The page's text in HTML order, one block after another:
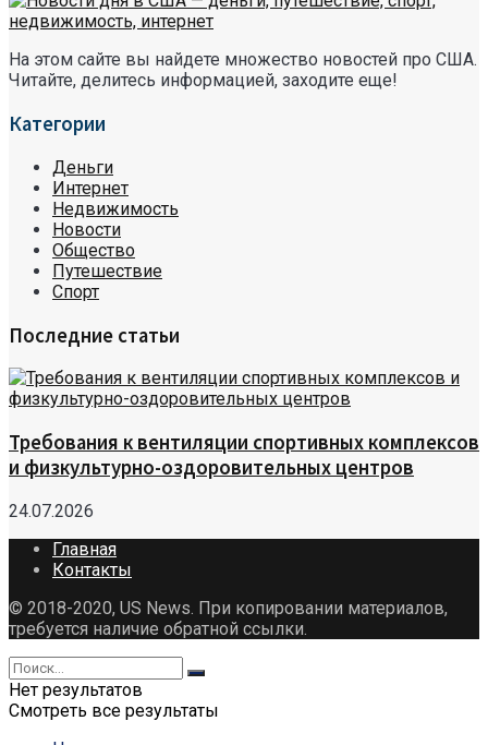
На этом сайте вы найдете множество новостей про США.
Читайте, делитесь информацией, заходите еще!
Категории
Деньги
Интернет
Недвижимость
Новости
Общество
Путешествие
Спорт
Последние статьи
Требования к вентиляции спортивных комплексов
и физкультурно-оздоровительных центров
24.07.2026
Главная
Контакты
© 2018-2020, US News. При копировании материалов,
требуется наличие обратной ссылки.
Нет результатов
Смотреть все результаты